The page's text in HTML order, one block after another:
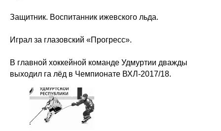
Защитник. Воспитанник ижевского льда.
Играл за глазовский «Прогресс».
В главной хоккейной команде Удмуртии дважды
выходил га лёд в Чемпионате ВХЛ-2017/18.